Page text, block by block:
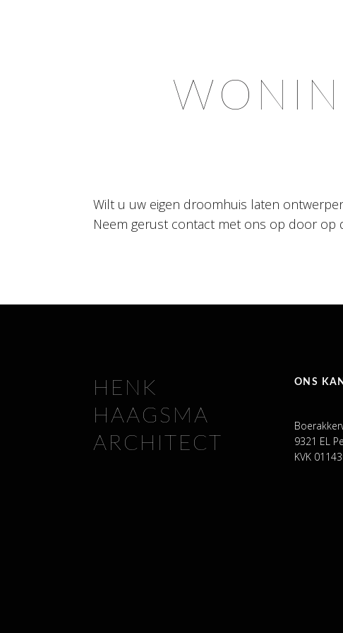
Wilt u uw eigen droomhuis laten
Neem gerust contact met ons op door op
HENK
HAAGSMA
ARCHITECT
ONS
9321 EL
KVK